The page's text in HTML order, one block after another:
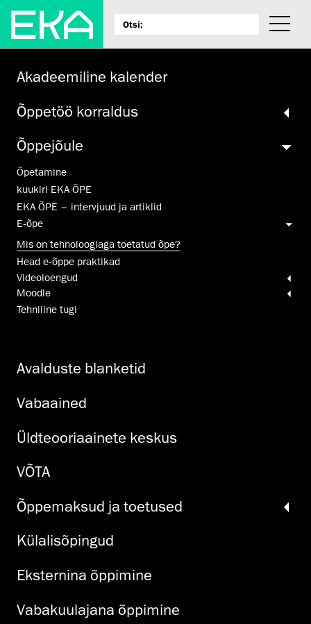
Akadeemiline kalender
Õppetöö korraldus
Õppejõule
Õpetamine
kuukiri EKA ÕPE
EKA ÕPE – intervjuud ja artiklid
E-õpe
Mis on tehnoloogiaga toetatud õpe?
Head e-õppe praktikad
Video­loengud
Moodle
Tehniline tugi
Avalduste blanketid
Vabaained
Üldteooriaainete keskus
VÕTA
Õppemaksud ja toetused
Külalisõpingud
Eksternina õppimine
Vabakuulajana õppimine